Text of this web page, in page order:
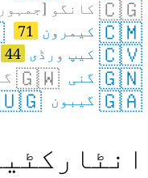
🇨🇬کانگو
🇨🇲کیمرون 71
🇨🇻کیپ ورڈی 44
🇬🇳گنی 🇬🇼
🇬🇦گیبون 🇺🇬